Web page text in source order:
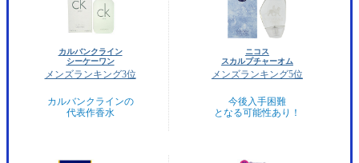
カルバンクライン
シーケーワン
メンズランキング3位
カルバンクラインの
代表作香水
ニコス
スカルプチャーオム
メンズランキング5位
今後入手困難
となる可能性あり！